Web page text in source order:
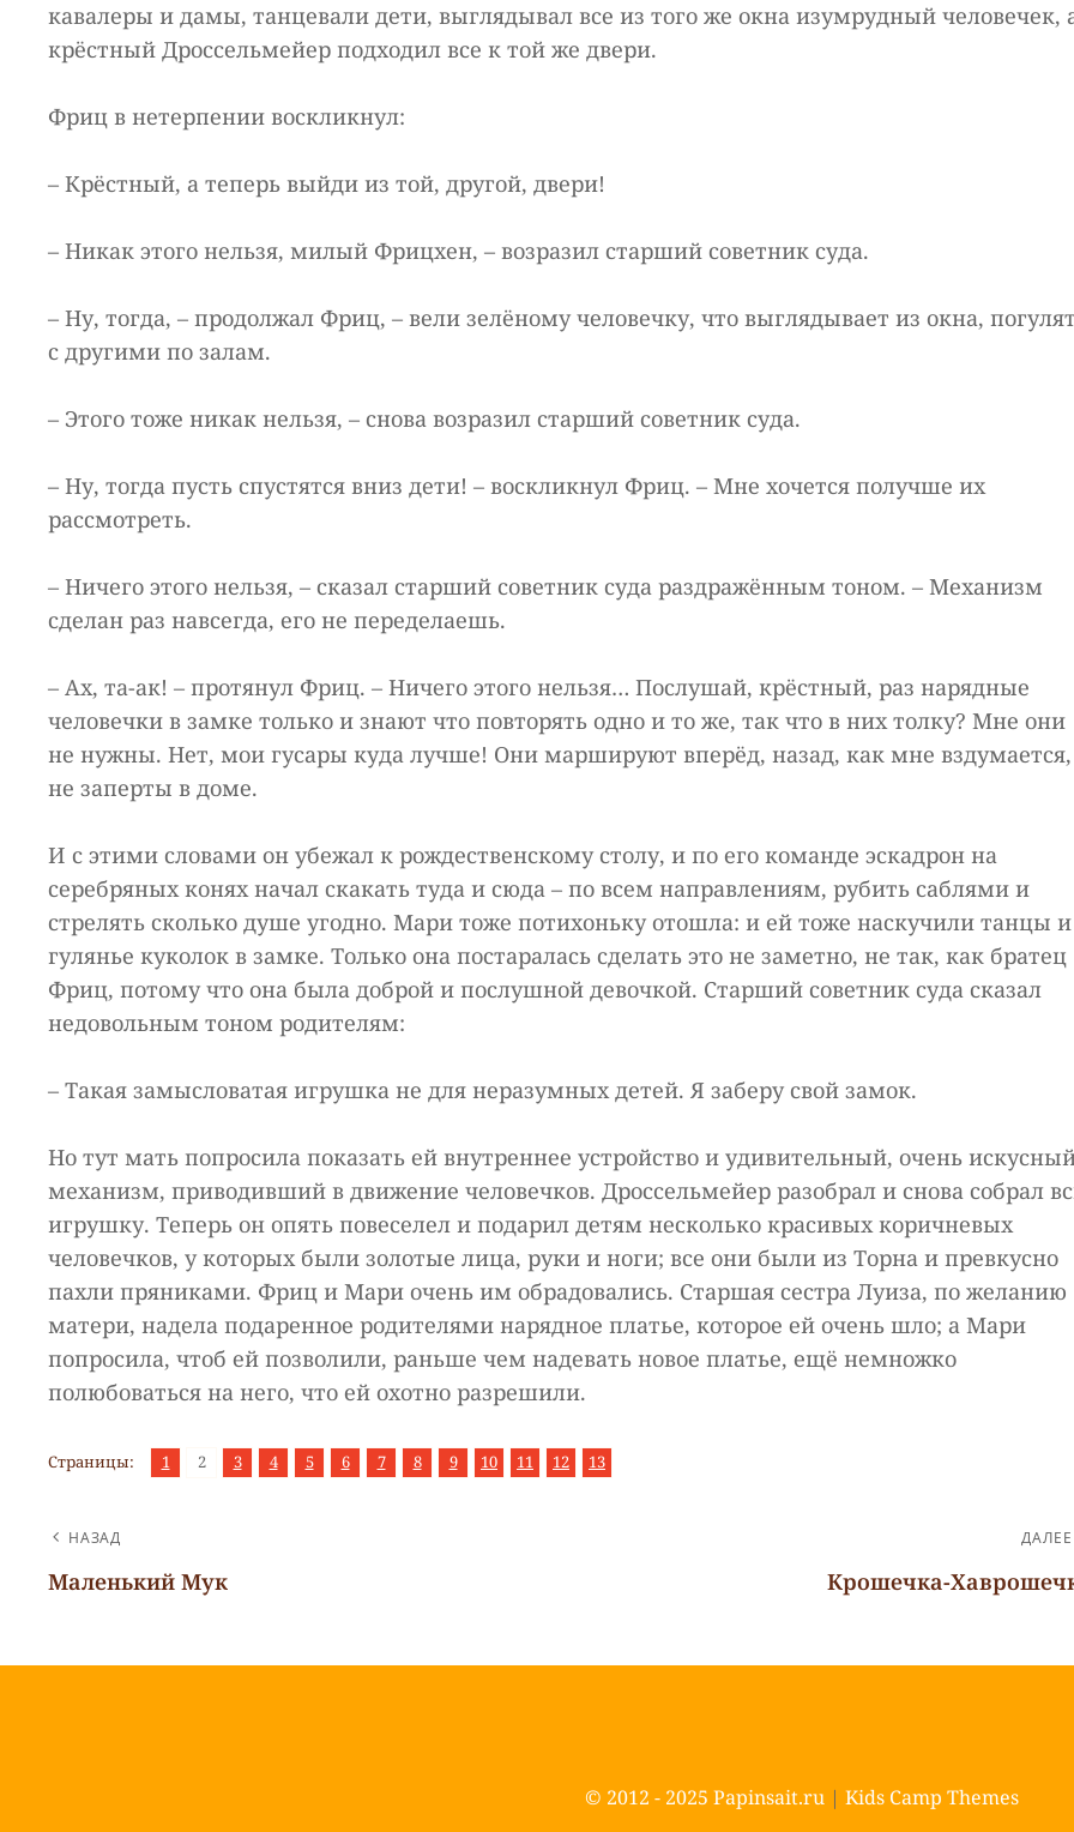
кавалеры и дамы, танцевали дети, выглядывал все из того же окна изумрудный человечек,
крёстный Дроссельмейер подходил все к той же двери.
Фриц в нетерпении воскликнул:
– Крёстный, а теперь выйди из той, другой, двери!
– Никак этого нельзя, милый Фрицхен, – возразил старший советник суда.
– Ну, тогда, – продолжал Фриц, – вели зелёному человечку, что выглядывает из окна,
с другими по залам.
– Этого тоже никак нельзя, – снова возразил старший советник суда.
– Ну, тогда пусть спустятся вниз дети! – воскликнул Фриц. – Мне хочется получше их
рассмотреть.
– Ничего этого нельзя, – сказал старший советник суда раздражённым тоном. – Механизм
сделан раз навсегда, его не переделаешь.
– Ах, та-ак! – протянул Фриц. – Ничего этого нельзя… Послушай, крёстный, раз нарядные
человечки в замке только и знают что повторять одно и то же, так что в них толку? Мне они
не нужны. Нет, мои гусары куда лучше! Они маршируют вперёд, назад, как мне
не заперты в доме.
И с этими словами он убежал к рождественскому столу, и по его команде эскадрон на
серебряных конях начал скакать туда и сюда – по всем направлениям, рубить саблями и
стрелять сколько душе угодно. Мари тоже потихоньку отошла: и ей тоже наскучили танцы и
гулянье куколок в замке. Только она постаралась сделать это не заметно, не так, как братец
Фриц, потому что она была доброй и послушной девочкой. Старший советник суда сказал
недовольным тоном родителям:
– Такая замысловатая игрушка не для неразумных детей. Я заберу свой замок.
Но тут мать попросила показать ей внутреннее устройство и удивительный, очень
механизм, приводивший в движение человечков. Дроссельмейер разобрал и снова собрал
игрушку. Теперь он опять повеселел и подарил детям несколько красивых коричневых
человечков, у которых были золотые лица, руки и ноги; все они были из Торна и превкусно
пахли пряниками. Фриц и Мари очень им обрадовались. Старшая сестра Луиза, по желанию
матери, надела подаренное родителями нарядное платье, которое ей очень шло; а Мари
попросила, чтоб ей позволили, раньше чем надевать новое платье, ещё немножко
полюбоваться на него, что ей охотно разрешили.
Страницы: Страница
1 ,Страница
2 ,Страница
3 ,Страница
4 ,Страница
5 ,Страница
6 ,Страница
7 ,Страница
8 ,Страница
9 ,
Страница
10 ,
Страница
11 ,
Страница
12 ,
Страница
13
НАВИГАЦИЯ
ПО
ЗАПИСЯМ
НАЗАД
Маленький Мук
ДАЛЕЕ
Крошечка-
© 2012 - 2025 Papinsait.ru| Kids Camp Themes